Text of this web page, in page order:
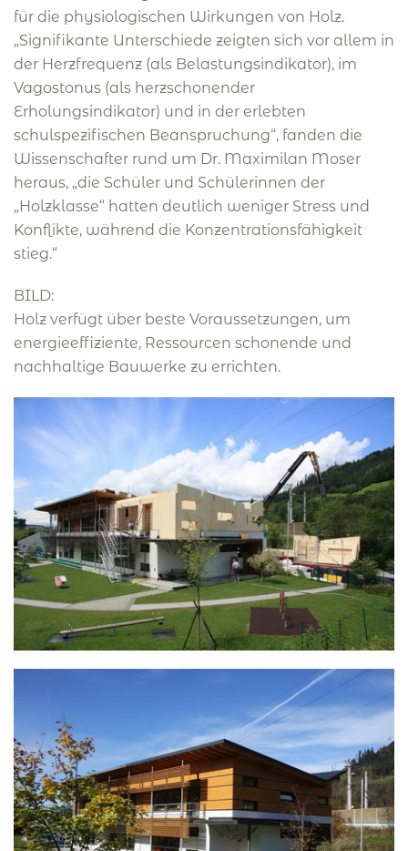
für die physiologischen Wirkungen von Holz.
„Signifikante Unterschiede zeigten sich vor allem in
der Herzfrequenz (als Belastungsindikator), im
Vagostonus (als herzschonender
Erholungsindikator) und in der erlebten
schulspezifischen Beanspruchung“, fanden die
Wissenschafter rund um Dr. Maximilan Moser
heraus, „die Schüler und Schülerinnen der
„Holzklasse“ hatten deutlich weniger Stress und
Konflikte, während die Konzentrationsfähigkeit
stieg.“
BILD:
Holz verfügt über beste Voraussetzungen, um
energieeffiziente, Ressourcen schonende und
nachhaltige Bauwerke zu errichten.